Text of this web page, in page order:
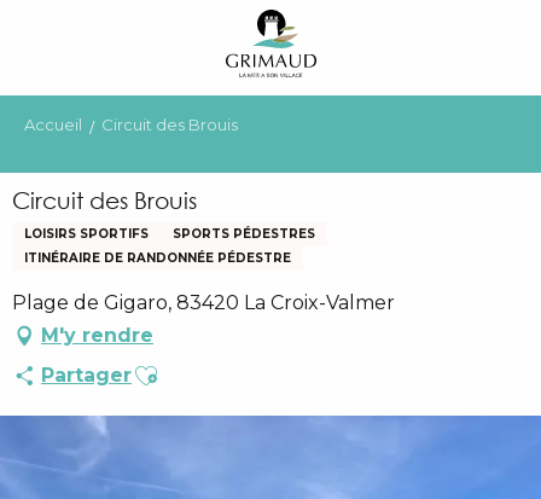
principal
Accueil Circuit des Brouis
Circuit des Brouis
LOISIRS SPORTIFS
SPORTS PÉDESTRES
ITINÉRAIRE DE RANDONNÉE PÉDESTRE
Plage de Gigaro, 83420 La Croix-Valmer
M'y rendre
PartagerAjouter aux favoris